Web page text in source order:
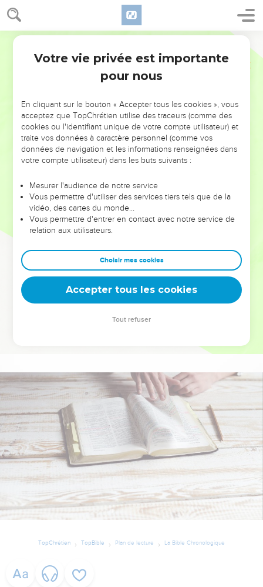
NE MANQUEZ PAS L’ÉVÉNEMENT
DE L’ANNÉE !
ET SI LEURS ERREURS POUVAIENT VOUS ÉVITER LES
VOTRES ?
leur foi ou leur vision. Mais on voit moins les doutes, les erreurs
et les saisons difficiles qu'ils ont traversés, alors même que ce
sont elles qui les ont façonnés.
Dans cette conférence, leaders, entrepreneurs, et responsables
clés pour avancer avec plus de sagesse afin que leurs erreurs
deviennent vos tremplins. Que vous guidiez un ministère, une
équipe, un groupe ou une famille, leur expérience est faite
TopChrétien TopBible Plan de lecture La Bible Chronologique
Votre vie privée est importante
pour nous
En cliquant sur le bouton « Accepter tous les cookies », vous
acceptez que TopChrétien utilise des traceurs (comme des
cookies ou l'identifiant unique de votre compte utilisateur) et
traite vos données à caractère personnel (comme vos
données de navigation et les informations renseignées dans
votre compte utilisateur) dans les buts suivants :
Mesurer l'audience de notre service
Vous permettre d'utiliser des services tiers tels que de la
vidéo, des cartes du monde…
Vous permettre d'entrer en contact avec notre service de
relation aux utilisateurs.
Choisir mes cookies
Accepter tous les cookies
Tout refuser